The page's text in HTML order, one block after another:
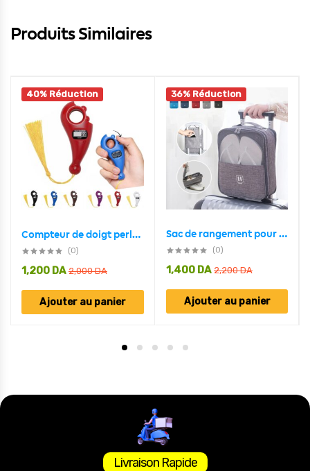
Produits Similaires
40% Réduction
Compteur de doigt perle Tasbih islamique – جهاز تسبيح رقمي محمول، سبحة صلاة مع عداد رقمي
(0)
2,000DA
1,200 DA
Ajouter au panier
36% Réduction
Sac de rangement pour chaussures de voyage
(0)
2,200DA
1,400 DA
Ajouter au panier
Livraison Rapide